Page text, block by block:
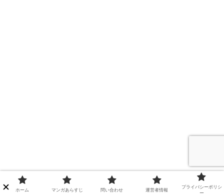
ホーム マンガあらすじ 問い合わせ 運営者情報
プライバシーポリシ
ー